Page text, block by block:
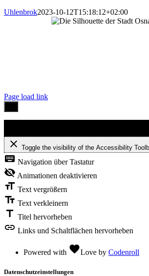
Uhlenbrok2023-10-12T15:18:12+02:00
Page load link
close Toggle the visibility of the Accessibility
keyboard Navigation über Tastatur
visibility_off Animationen deaktivieren
format_size Text vergrößern
text_fields Text verkleinern
title Titel hervorheben
link Links und Schaltflächen hervorheben
Powered with favoriteLove by Codenroll
Datenschutzeinstellungen